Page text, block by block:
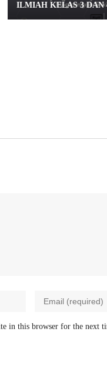
ILMIAH KELAS 3 DAN
in this browser for the next